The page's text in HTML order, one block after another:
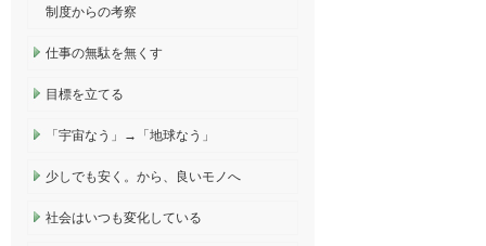
制度からの考察
仕事の無駄を無くす
目標を立てる
「宇宙なう」→「地球なう」
少しでも安く。から、良いモノへ
社会はいつも変化している